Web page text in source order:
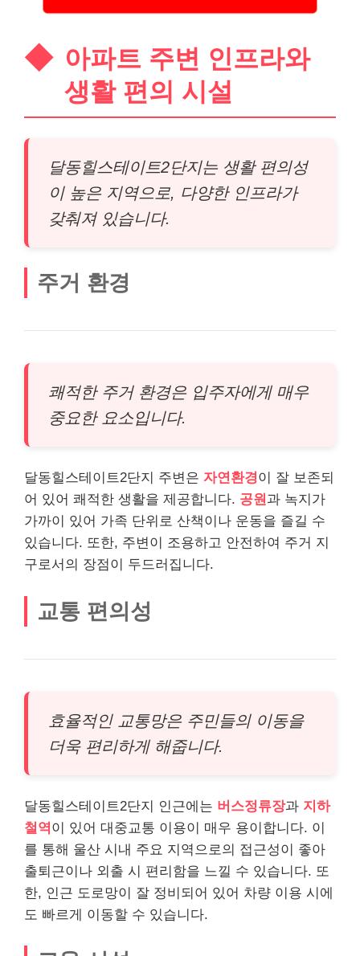
아파트 주변 인프라와
생활 편의 시설
달동힐스테이트2단지는 생활 편의성
이 높은 지역으로, 다양한 인프라가
갖춰져 있습니다.
주거 환경
쾌적한 주거 환경은 입주자에게 매우
중요한 요소입니다.
달동힐스테이트2단지 주변은 자연환경이 잘 보존되
어 있어 쾌적한 생활을 제공합니다. 공원과 녹지가
가까이 있어 가족 단위로 산책이나 운동을 즐길 수
있습니다. 또한, 주변이 조용하고 안전하여 주거 지
구로서의 장점이 두드러집니다.
교통 편의성
효율적인 교통망은 주민들의 이동을
더욱 편리하게 해줍니다.
달동힐스테이트2단지 인근에는 버스정류장과 지하
철역 이 있어 대중교통 이용이 매우 용이합니다. 이
를 통해 울산 시내 주요 지역으로의 접근성이 좋아
출퇴근이나 외출 시 편리함을 느낄 수 있습니다. 또
한, 인근 도로망이 잘 정비되어 있어 차량 이용 시에
도 빠르게 이동할 수 있습니다.